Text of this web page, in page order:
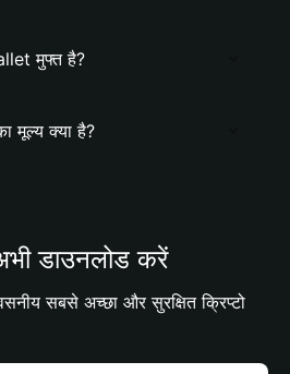
मुफ्त है?
मूल्य क्या है?
डाउनलोड करें
सबसे अच्छा और सुरक्षित क्रिप्टो